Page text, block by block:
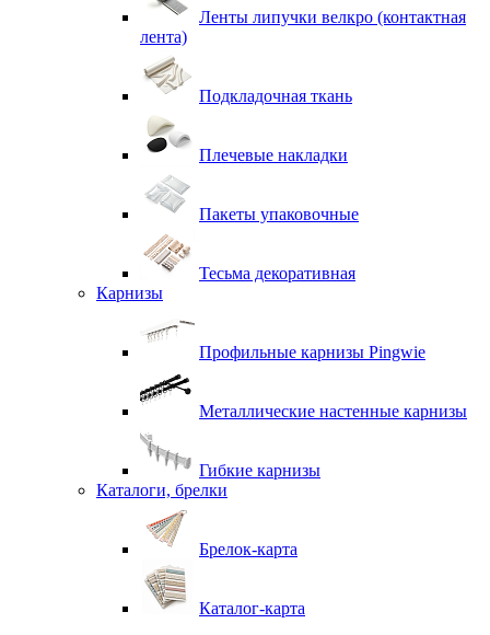
Ленты липучки велкро (контактная
лента)
Подкладочная ткань
Плечевые накладки
Пакеты упаковочные
Тесьма декоративная
Карнизы
Профильные карнизы Pingwie
Металлические настенные карнизы
Гибкие карнизы
Каталоги, брелки
Брелок-карта
Каталог-карта